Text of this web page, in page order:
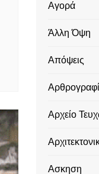
Αγορά
Άλλη Όψη
Απόψεις
Αρχείο
Ασκηση